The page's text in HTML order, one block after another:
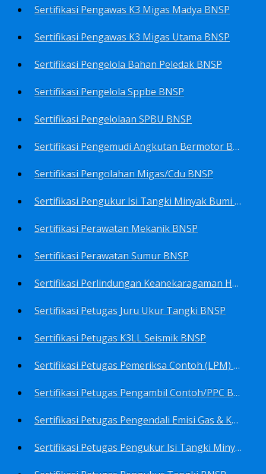
Sertifikasi Pengawas K3 Migas Madya BNSP
Sertifikasi Pengawas K3 Migas Utama BNSP
Sertifikasi Pengelola Bahan Peledak BNSP
Sertifikasi Pengelola Sppbe BNSP
Sertifikasi Pengelolaan SPBU BNSP
Sertifikasi Pengemudi Angkutan Bermotor BNSP
Sertifikasi Pengolahan Migas/Cdu BNSP
Sertifikasi Pengukur Isi Tangki Minyak Bumi Dan Hasil Olahan BNSP
Sertifikasi Perawatan Mekanik BNSP
Sertifikasi Perawatan Sumur BNSP
Sertifikasi Perlindungan Keanekaragaman Hayati BNSP
Sertifikasi Petugas Juru Ukur Tangki BNSP
Sertifikasi Petugas K3LL Seismik BNSP
Sertifikasi Petugas Pemeriksa Contoh (LPM) Minyak Mentah BNSP
Sertifikasi Petugas Pengambil Contoh/PPC BNSP
Sertifikasi Petugas Pengendali Emisi Gas & Kebisingan Industri Migas BNSP
Sertifikasi Petugas Pengukur Isi Tangki Minyak Bumi dan Hasil Olahan BNSP